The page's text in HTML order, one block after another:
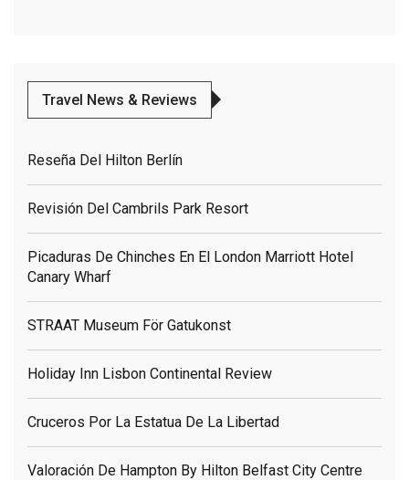
Travel News & Reviews
Reseña Del Hilton Berlín
Revisión Del Cambrils Park Resort
Picaduras De Chinches En El London Marriott Hotel
Canary Wharf
STRAAT Museum För Gatukonst
Holiday Inn Lisbon Continental Review
Cruceros Por La Estatua De La Libertad
Valoración De Hampton By Hilton Belfast City Centre